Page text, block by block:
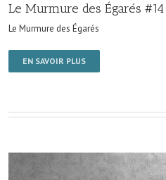
Le Murmure des Égarés #14
Le Murmure des Égarés
EN SAVOIR PLUS